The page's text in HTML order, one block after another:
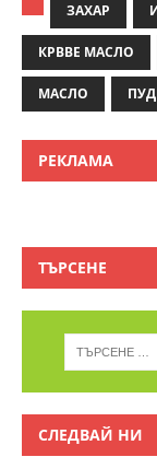
ЗАХАР
КРВВЕ МАСЛО
МАСЛО
РЕКЛАМА
ТЪРСЕНЕ
СЛЕДВАЙ НИ